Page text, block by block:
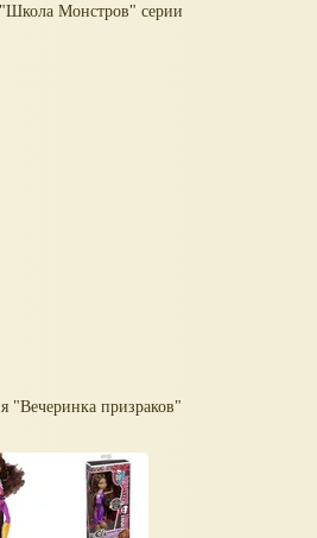
Монстров" серии
"Вечеринка призраков"